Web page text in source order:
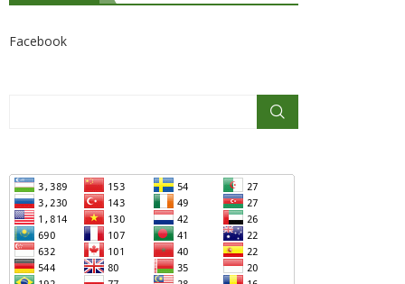
Facebook